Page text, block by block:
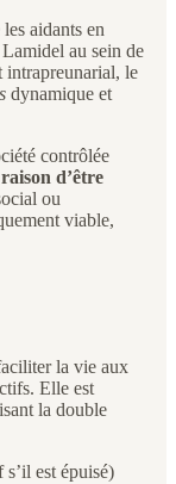
aidants en
au sein de
intrapreunarial, le
dynamique et
contrôlée
raison d’être
ou
viable,
la vie aux
Elle est
la double
est épuisé)